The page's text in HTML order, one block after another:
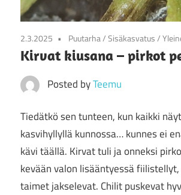
2.3.2025 Puutarha/Sisäkasvatus/
Kirvat kiusana – pirkot
Posted byTeemu
Tiedätkö sen tunteen, kun kaikki
kasvihyllyllä kunnossa… kunnes ei
kävi täällä. Kirvat tuli ja onneksi
kevään valon lisääntyessä
taimet jakselevat. Chilit puskevat